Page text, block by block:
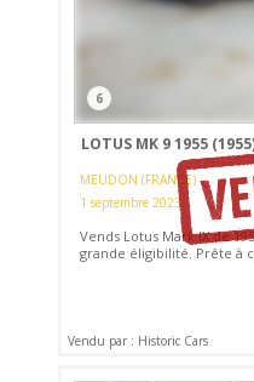
6
LOTUS MK 9 1955
MEUDON (FRANCE)
1 septembre 2023
Vends Lotus Mark IX de
grande éligibilité. Prête à
Vendu par : Historic Cars